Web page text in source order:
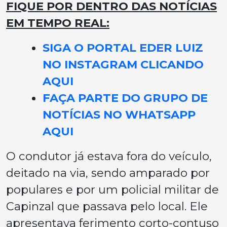
FIQUE POR DENTRO DAS NOTÍCIAS
EM TEMPO REAL:
SIGA O PORTAL EDER LUIZ
NO INSTAGRAM CLICANDO
AQUI
FAÇA PARTE DO GRUPO DE
NOTÍCIAS NO WHATSAPP
AQUI
O condutor já estava fora do veículo,
deitado na via, sendo amparado por
populares e por um policial militar de
Capinzal que passava pelo local. Ele
apresentava ferimento corto-contuso